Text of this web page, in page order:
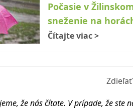
Počasie v
sneženie na
Čítajte viac>
že nás čítate. V prípade, že ste